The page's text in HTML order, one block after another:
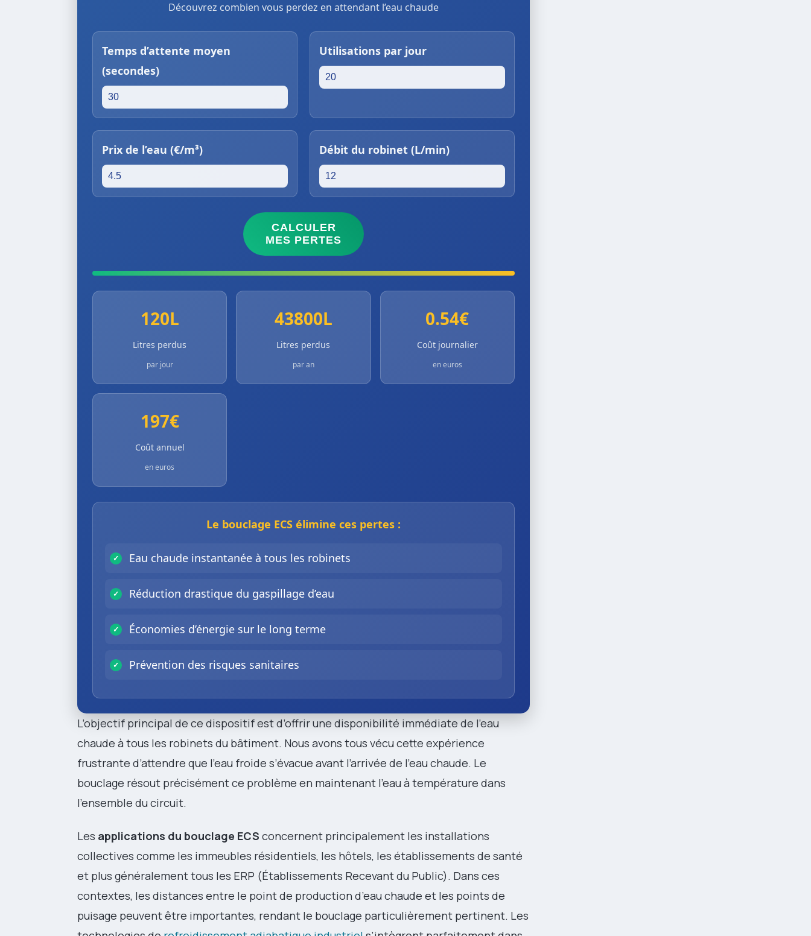
Découvrez combien vous perdez en attendant l’eau chaude
Temps d’attente moyen
(secondes)
Utilisations par jour
Prix de l’eau (€/m³) Débit du robinet (L/min)
CALCULER
MES PERTES
120L
Litres perdus
par jour
43800L
Litres perdus
par an
0.54€
Coût journalier
en euros
197€
Coût annuel
en euros
Le bouclage ECS élimine ces pertes :
Eau chaude instantanée à tous les robinets
Réduction drastique du gaspillage d’eau
Économies d’énergie sur le long terme
Prévention des risques sanitaires
L’objectif principal de ce dispositif est d’offrir une disponibilité immédiate de l’eau
chaude à tous les robinets du bâtiment. Nous avons tous vécu cette expérience
frustrante d’attendre que l’eau froide s’évacue avant l’arrivée de l’eau chaude. Le
bouclage résout précisément ce problème en maintenant l’eau à température dans
l’ensemble du circuit.
Les applications du bouclage ECS concernent principalement les installations
collectives comme les immeubles résidentiels, les hôtels, les établissements de santé
et plus généralement tous les ERP (Établissements Recevant du Public). Dans ces
contextes, les distances entre le point de production d’eau chaude et les points de
puisage peuvent être importantes, rendant le bouclage particulièrement pertinent. Les